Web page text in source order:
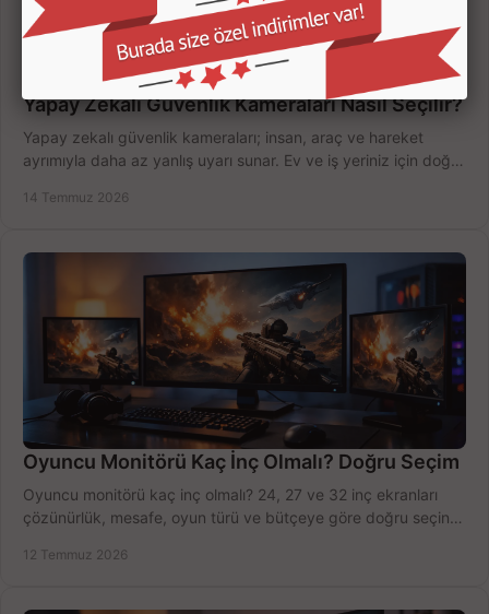
Yapay Zekalı Güvenlik Kameraları Nasıl Seçilir?
Yapay zekalı güvenlik kameraları; insan, araç ve hareket
ayrımıyla daha az yanlış uyarı sunar. Ev ve iş yeriniz için doğru
14 Temmuz 2026
Oyuncu Monitörü Kaç İnç Olmalı? Doğru Seçim
Oyuncu monitörü kaç inç olmalı? 24, 27 ve 32 inç ekranları
çözünürlük, mesafe, oyun türü ve bütçeye göre doğru seçin,
12 Temmuz 2026